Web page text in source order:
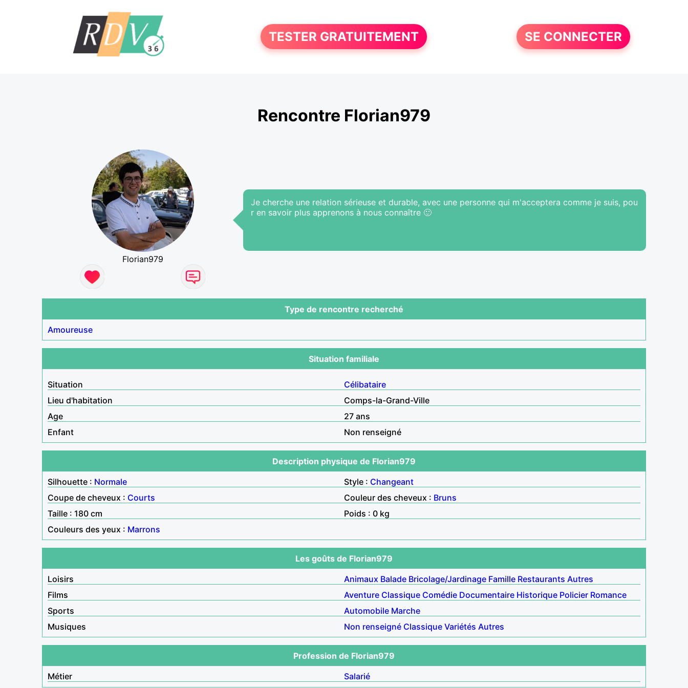
TESTER GRATUITEMENT SE CONNECTER
Rencontre Florian979
Florian979
Je cherche une relation sérieuse et durable, avec une personne qui m'acceptera comme je suis, pou
r en savoir plus apprenons à nous connaître 🙂
Type de rencontre recherché
Amoureuse
Situation familiale
Situation
Célibataire
Lieu d'habitation
Comps-la-Grand-Ville
Age
27 ans
Enfant
Non renseigné
Description physique de Florian979
Silhouette : Normale Style : Changeant
Coupe de cheveux : Courts Couleur des cheveux : Bruns
Taille : 180 cm
Poids : 0 kg
Couleurs des yeux : Marrons
Les goûts de Florian979
Loisirs
Animaux Balade Bricolage/Jardinage Famille Restaurants Autres
Films
Aventure Classique Comédie Documentaire Historique Policier Romance
Sports
Automobile Marche
Musiques
Non renseigné Classique Variétés Autres
Profession de Florian979
Métier
Salarié